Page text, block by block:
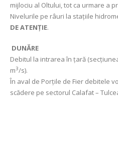
mijlociu al Oltului, tot ca urmare a
Nivelurile pe râuri la stațiile
DE ATENȚIE.
DUNĂRE
Debitul la intrarea în țară
m3/s).
În aval de Porțile de Fier debitele
scădere pe sectorul Calafat –